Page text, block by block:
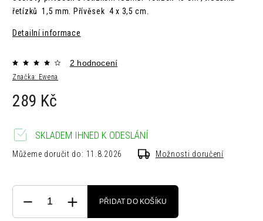
řetízků 1,5 mm. Přívěsek 4 x 3,5 cm.
Detailní informace
Značka: Ewena
2 hodnocení
289 Kč
SKLADEM IHNED K ODESLÁNÍ
Můžeme doručit do: 11.8.2026 Možnosti doručení
PŘIDAT DO KOŠÍKU